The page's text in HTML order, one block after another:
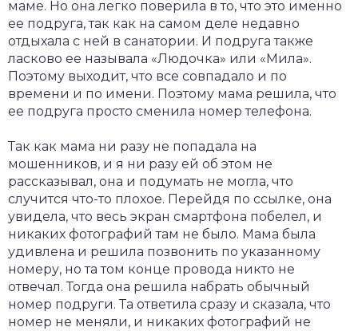
маме. Но она легко поверила в то, что это именно
ее подруга, так как на самом деле недавно
отдыхала с ней в санатории. И подруга также
ласково ее называла «Людочка» или «Мила».
Поэтому выходит, что все совпадало и по
времени и по имени. Поэтому мама решила, что
ее подруга просто сменила номер телефона.
Так как мама ни разу не попадала на
мошенников, и я ни разу ей об этом не
рассказывал, она и подумать не могла, что
случится что-то плохое. Перейдя по ссылке, она
увидела, что весь экран смартфона побелел, и
никаких фотографий там не было. Мама была
удивлена и решила позвонить по указанному
номеру, но та том конце провода никто не
отвечал. Тогда она решила набрать обычный
номер подруги. Та ответила сразу и сказала, что
номер не меняли, и никаких фотографий не